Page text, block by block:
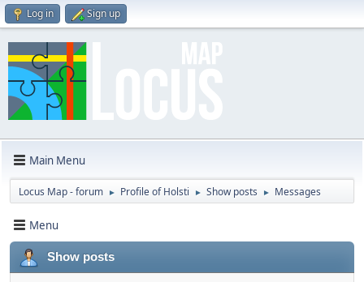
Log in Sign up
Main Menu
Locus Map - forum ► Profile of Holsti ► Show posts ► Messages
Menu
Show posts